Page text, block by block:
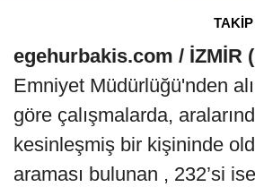
egehurbakis.com / İZMİR
Emniyet Müdürlüğü'nden
göre çalışmalarda,
kesinleşmiş bir kişininde
araması bulunan , 232’si